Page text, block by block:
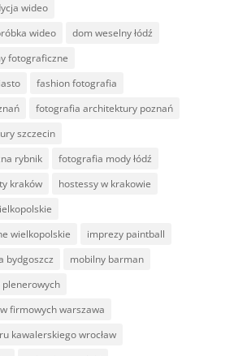
wideo
wideo
dom weselny łódź
fotograficzne
fashion fotografia
fotografia architektury poznań
szczecin
rybnik
fotografia mody łódź
kraków
hostessy w krakowie
wielkopolskie
imprezy paintball
bydgoszcz
mobilny barman
firmowych warszawa
kawalerskiego wrocław